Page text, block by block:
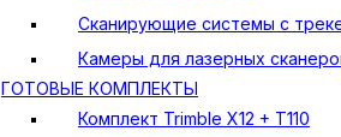
Сканирующие системы с
Камеры для лазерных
ГОТОВЫЕ КОМПЛЕКТЫ
Комплект Trimble X12 + T110